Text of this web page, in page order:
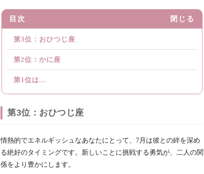
目次 閉じる
第3位：おひつじ座
第2位：かに座
第1位は...
第3位：おひつじ座
情熱的でエネルギッシュなあなたにとって、7月は彼との絆を深め
る絶好のタイミングです。新しいことに挑戦する勇気が、二人の関
係をより豊かにします。